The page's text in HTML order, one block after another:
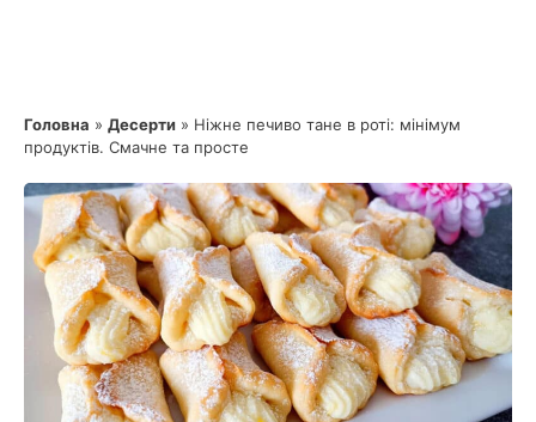
Головна » Десерти » Ніжне печиво тане в роті: мінімум
продуктів. Смачне та просте